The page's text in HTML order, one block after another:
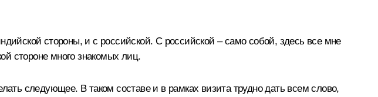
стороны, и с российской. С российской – само собой, здесь все мне
стороне много знакомых лиц.
следующее. В таком составе и в рамках визита трудно дать всем слово,